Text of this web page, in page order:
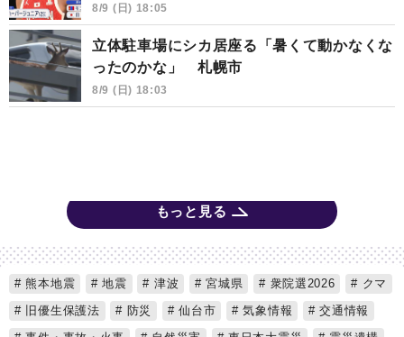
8/9 (日) 18:05
立体駐車場にシカ居座る「暑くて動かなくな
ったのかな」 札幌市
8/9 (日) 18:03
もっと見る
熊本地震 地震 津波 宮城県 衆院選2026
クマ
旧優生保護法
防災 仙台市 気象情報
交通情報